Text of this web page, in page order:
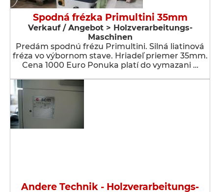
Spodná frézka Primultini 35mm
Verkauf / Angebot > Holzverarbeitungs-
Maschinen
Predám spodnú frézu Primultini. Silná liatinová
fréza vo výbornom stave. Hriadeľ priemer 35mm.
Cena 1000 Euro Ponuka platí do vymazani …
Andere Technik - Holzverarbeitungs-